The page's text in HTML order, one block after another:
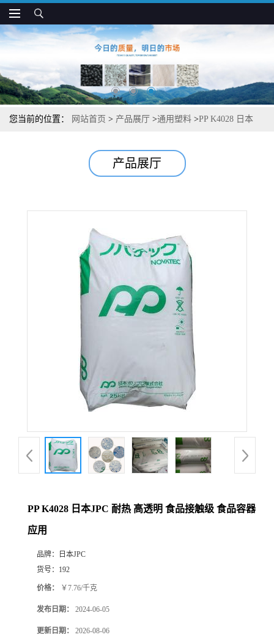
您当前的位置： 网站首页 > 产品展厅 >通用塑料 >PP K4028 日本
产品展厅
PP K4028 日本JPC 耐热 高透明 食品接触级 食品容器
应用
品牌：
日本JPC
货号： 192
价格： ￥7.76/千克
发布日期： 2024-06-05
更新日期： 2026-08-06